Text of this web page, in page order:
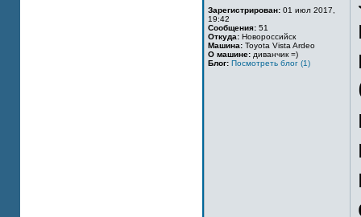
Зарегистрирован: 01 июл 2017,
19:42
Сообщения: 51
Откуда: Новороссийск
Машина: Toyota Vista Ardeo
О машине: диванчик =)
Блог: Посмотреть блог (1)